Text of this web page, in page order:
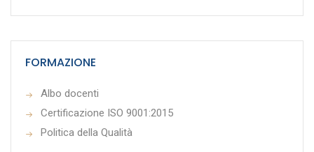
FORMAZIONE
Albo docenti
Certificazione ISO 9001:2015
Politica della Qualità